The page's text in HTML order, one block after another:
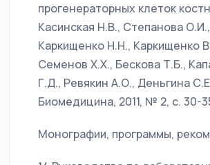
прогенераторных клеток
Касинская Н.В., Степанова О.И.,
Каркищенко Н.Н., Каркищенко
Семенов Х.Х., Бескова Т.Б.,
Г.Д., Ревякин А.О., Деньгина
Биомедицина, 2011, № 2, с. 30-
Монографии, программы,